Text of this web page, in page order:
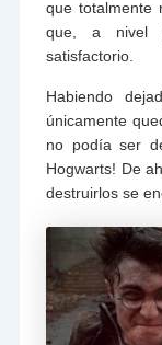
que totalmente
que, a nivel
satisfactorio.
Habiendo
únicamente
no podía ser
Hogwarts! De
destruirlos se